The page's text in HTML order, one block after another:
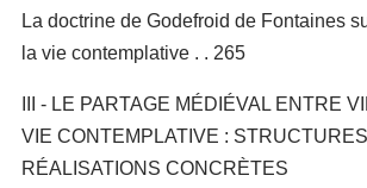
La doctrine de Godefroid de Fontaines
la vie contemplative . . 265
III - LE PARTAGE MÉDIÉVAL ENTRE
VIE CONTEMPLATIVE :
RÉALISATIONS CONCRÈTES